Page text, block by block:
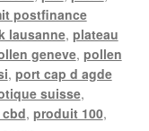
postfinance
lausanne, plateau
geneve, pollen
, port cap d agde
suisse,
, produit 100,